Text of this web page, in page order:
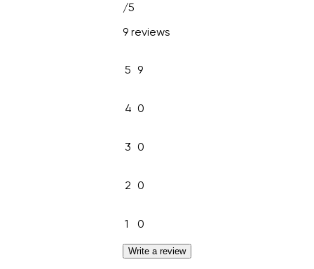
/5
9 reviews
5 9
4 0
3 0
2 0
1 0
Write a review